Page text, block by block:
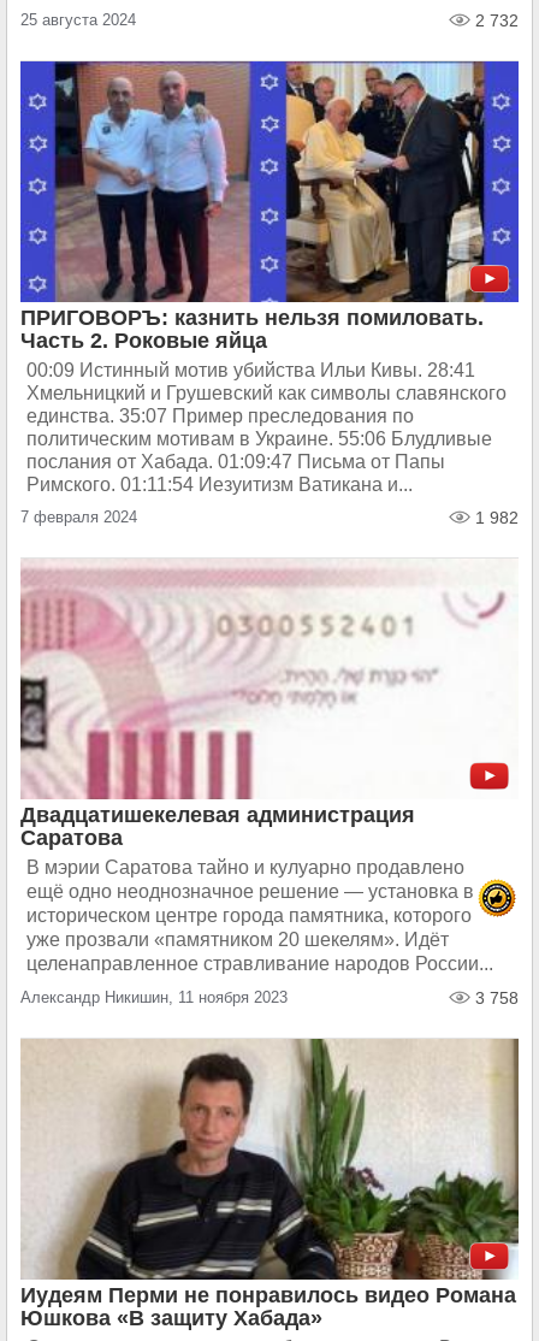
25 августа 2024 2 732
ПРИГОВОРЪ: казнить нельзя помиловать.
Часть 2. Роковые яйца
00:09 Истинный мотив убийства Ильи Кивы. 28:41
Хмельницкий и Грушевский как символы славянского
единства. 35:07 Пример преследования по
политическим мотивам в Украине. 55:06 Блудливые
послания от Хабада. 01:09:47 Письма от Папы
Римского. 01:11:54 Иезуитизм Ватикана и...
7 февраля 2024 1 982
Двадцатишекелевая администрация
Саратова
В мэрии Саратова тайно и кулуарно продавлено
ещё одно неоднозначное решение — установка в
историческом центре города памятника, которого
уже прозвали «памятником 20 шекелям». Идёт
целенаправленное стравливание народов России...
Александр Никишин, 11 ноября 2023 3 758
Иудеям Перми не понравилось видео Романа
Юшкова «В защиту Хабада»